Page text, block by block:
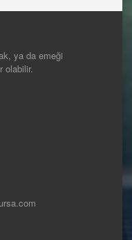
ya da emeği
olabilir.